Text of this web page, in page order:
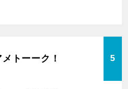
メトーーク！ 5